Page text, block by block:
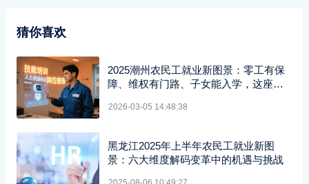
猜你喜欢
2025潮州农民工就业新图景：零工有保
障、维权有门路、子女能入学，这座城
2026-03-05 14:48:38
黑龙江2025年上半年农民工就业新图
景：六大维度解码变革中的机遇与挑战